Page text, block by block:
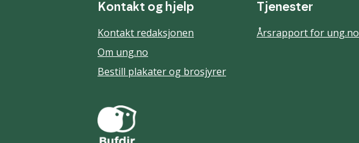
Kontakt og hjelp
Kontakt redaksjonen
Om ung.no
Bestill plakater og brosjyrer
Tjenester
Årsrapport for ung.no